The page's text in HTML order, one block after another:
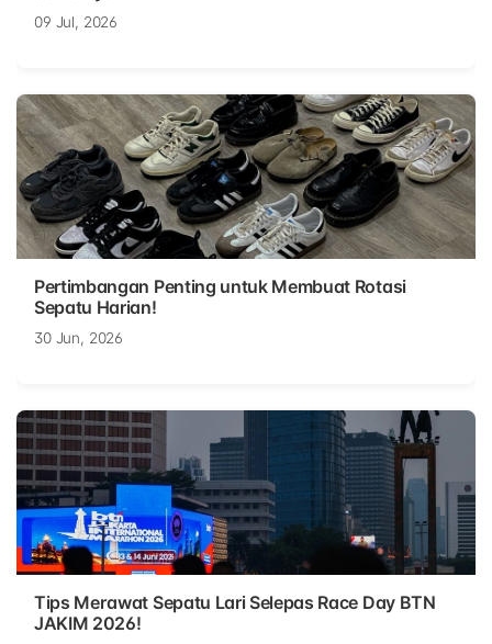
09 Jul, 2026
Pertimbangan Penting untuk Membuat Rotasi
Sepatu Harian!
30 Jun, 2026
Tips Merawat Sepatu Lari Selepas Race Day BTN
JAKIM 2026!